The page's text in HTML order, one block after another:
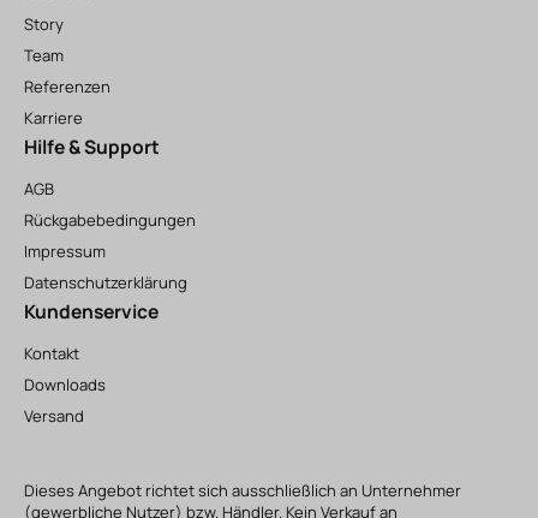
Story
Team
Referenzen
Karriere
Hilfe & Support
AGB
Rückgabebedingungen
Impressum
Datenschutzerklärung
Kundenservice
Kontakt
Downloads
Versand
Dieses Angebot richtet sich ausschließlich an Unternehmer
(gewerbliche Nutzer) bzw. Händler. Kein Verkauf an